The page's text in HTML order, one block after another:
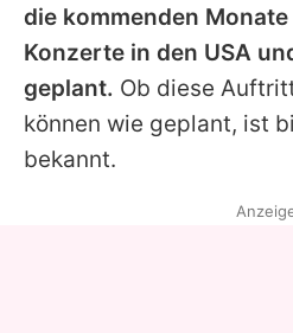
die kommenden
Konzerte in den USA
geplant. Ob diese
können wie geplant, ist
bekannt.